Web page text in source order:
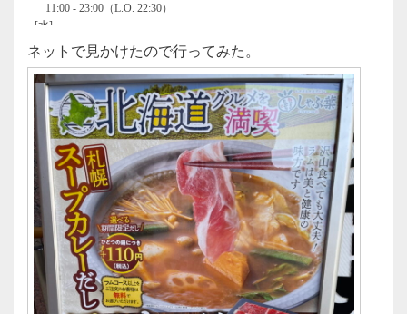
ネットで見かけたので行ってみた。